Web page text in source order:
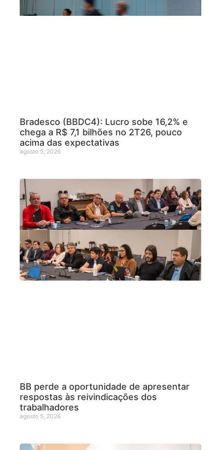
Bradesco (BBDC4): Lucro sobe 16,2% e
chega a R$ 7,1 bilhões no 2T26, pouco
acima das expectativas
agosto 5, 2026
BB perde a oportunidade de apresentar
respostas às reivindicações dos
trabalhadores
agosto 5, 2026